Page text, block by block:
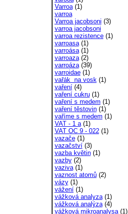
Varroa(1)
varroa
Varroa jacobsoni (3)
varroa jacobsoni
varroa rezistence(1)
varroasa(1)
varroása(1)
varroaza(2)
varroáza(39)
varroidae(1)
vařák na vosk(1)
vaření(4)
vaření cukru(1)
vaření s medem (1)
vaření těstovin(1)
vaříme s medem (1)
VAT - 1 a(1)
VAT OC 9 - 022(1)
vazače(1)
vazačství(3)
vazba květin(1)
vazby(2)
vaziva(1)
vaznost atomů(2)
vázy(1)
vážení(1)
vážková analyza(1)
vážková analýza(4)
vážková mikroanalysa(1)